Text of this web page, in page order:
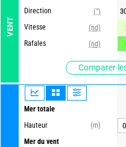
VENT
Direction
(°)
Vitesse
(nd)
Rafales
(nd)
Comparer
Mer totale
Hauteur
(m)
Mer du vent